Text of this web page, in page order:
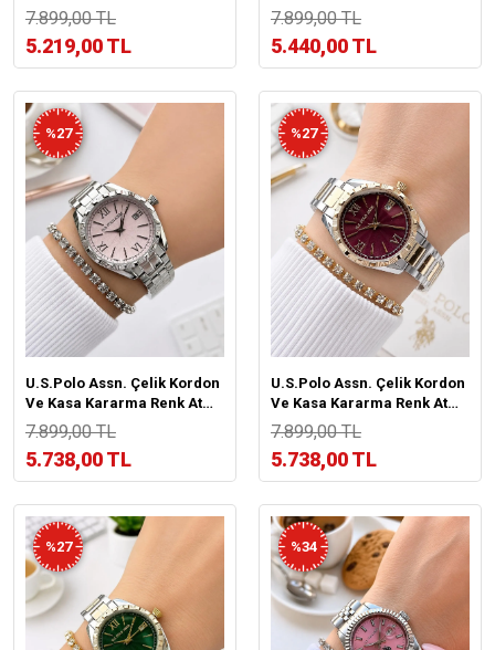
Yapmaz 2 Yıl Garantili Kadın
Kol Saati MDL.05
7.899,00 TL
5.219,00 TL
Yapmaz 2 Yıl Garantili Kadın
Kol Saati US.03
7.899,00 TL
5.440,00 TL
%27
U.S.Polo Assn. Çelik Kordon
Ve Kasa Kararma Renk Atma
Yapmaz 2 Yıl Garantili Kadın
Kol Saati USP.01
7.899,00 TL
5.738,00 TL
%27
U.S.Polo Assn. Çelik Kordon
Ve Kasa Kararma Renk Atma
Yapmaz 2 Yıl Garantili Kadın
Kol Saati USP.04
7.899,00 TL
5.738,00 TL
%27 %34